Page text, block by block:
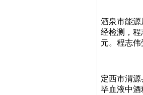
酒泉市能源
经检测，程
元。程志伟
定西市渭源
毕血液中酒